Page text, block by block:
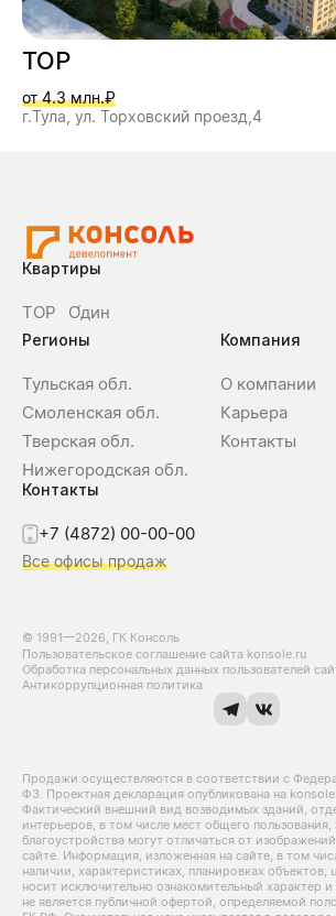
ТОР
от 4.3 млн.₽
г.Тула, ул. Торховский проезд,4
Квартиры
ТОР О́дин
Регионы
Тульская обл.
Смоленская обл.
Тверская обл.
Нижегородская обл.
Компания
О компании
Карьера
Контакты
Контакты
+7 (4872) 00-00-00
Все офисы продаж
© 1991—2026, ГК Консоль
Пользовательское соглашение сайта konsole.ru
Обработка персональных данных пользователей
Антикоррупционная политика
Продажи осуществляются в соответствии с
Ф3. Проектная декларация опубликована на
Фактический внешний вид возводимых зданий,
интерьеров, в том числе мест общего пользования,
благоустройства могут отличаться от
сайте. Информация, изложенная на сайте, в том
наличии, характеристиках, планировках объектов,
носит исключительно ознакомительный характер
не является публичной офертой, определяемой